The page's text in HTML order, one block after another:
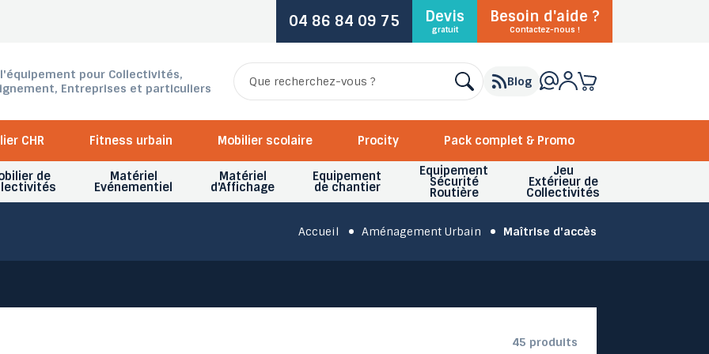
04 86 84 09 75 Devis
gratuit
Besoin d'aide ?
Contactez-nous !
pour Collectivités,
Entreprises et particuliers
Blog
CHR Fitness urbain Mobilier scolaire Procity Pack complet & Promo
de Matériel
Evénementiel
Matériel
d'Affichage
Equipement
de chantier
Equipement
Sécurité
Routière
Jeu
Extérieur de
Collectivités
Accueil Aménagement Urbain Maîtrise d'accès
45 produits